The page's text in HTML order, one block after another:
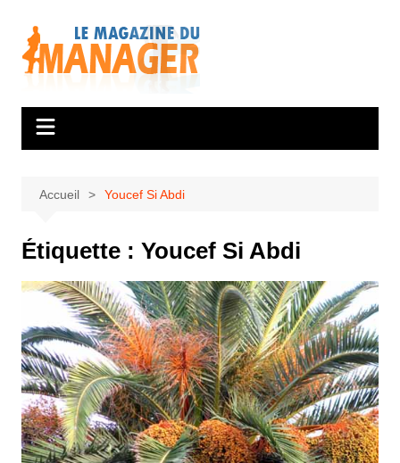
contenu
Accueil Youcef Si Abdi
Étiquette : Youcef Si Abdi